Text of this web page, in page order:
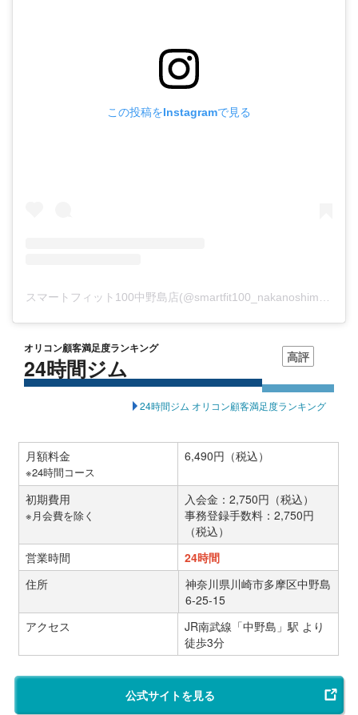
この投稿をInstagramで見る
オリコン顧客満足度ランキング
24時間ジム 高評
24時間ジム オリコン顧客満足度ランキング
月額料金
※24時間コース
6,490円（税込）
初期費用
※月会費を除く
入会金：2,750円（税込）
事務登録手数料：2,750円
（税込）
営業時間
24時間
住所
神奈川県川崎市多摩区中野島
6-25-15
アクセス
JR南武線「中野島」駅 より
徒歩3分
公式サイトを見る